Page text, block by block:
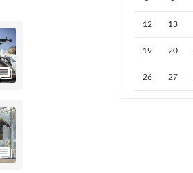
12 13
19 20
26 27